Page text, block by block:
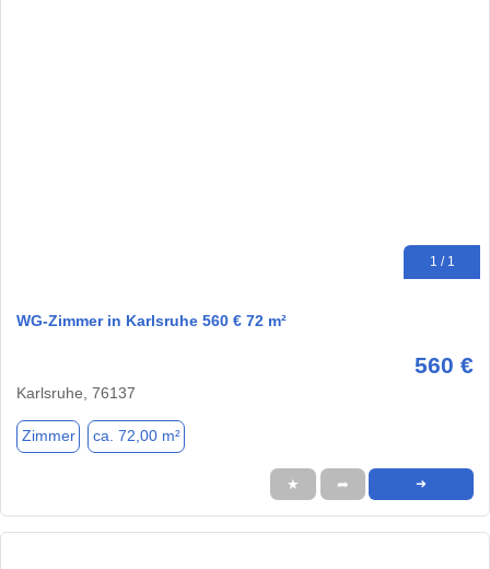
1 / 1
WG-Zimmer in Karlsruhe 560 € 72 m²
560 €
Karlsruhe, 76137
Zimmer ca. 72,00 m²
★ ➦ ➜